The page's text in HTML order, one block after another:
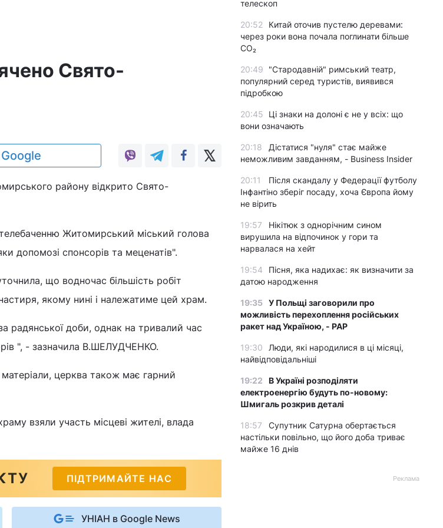
Свято-
району відкрито Свято-
Житомирський міський голова
допомозі спонсорів та меценатів".
що водночас більшість робіт
якому нині і належатиме цей храм.
радянської доби, однак на тривалий час
", - зазначила В.ШЕЛУДЧЕНКО.
церква також має гарний
взяли участь місцеві жителі, влада
ПІДТРИМАЙТЕ НАС
УНІАН в Google News
телескоп
20:52
Китай оточив пустелю деревами:
через роки вона почала поглинати більше
CO₂
20:49
"Стародавній" римський театр,
популярний серед туристів, виявився
підробкою
20:45
Ці знаки на долоні є не у всіх: що
вони означають
20:18
Дістатися "нуля" стає майже
неможливим завданням, - Business Insider
20:11
Після скандалу у Федерації футболу
Інфантіно зберіг посаду, хоча Європа йому
не вірить
19:57
Нікітюк з однорічним сином
вирушила на відпочинок у гори та
нарвалася на хейт
19:54
Пісня, яка надихає: як визначити за
датою народження
19:35 У Польщі заговорили про
можливість перехоплення російських
ракет над Україною, - PAP
19:30
Люди, які народилися в ці місяці,
найвідповідальніші
19:22
В Україні розподіляти
електроенергію будуть по-новому:
Шмигаль розкрив деталі
18:57
Супутник Сатурна обертається
настільки повільно, що його доба триває
майже 16 днів
Реклама